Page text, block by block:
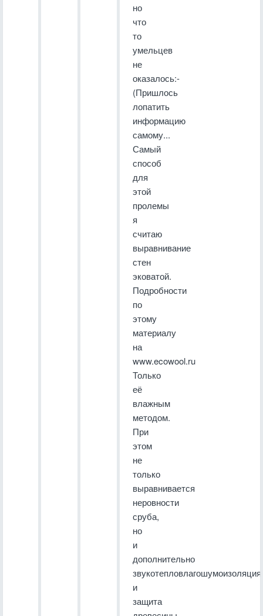
но
что
то
умельцев
не
оказалось:-
(Пришлось
лопатить
информацию
самому...
Самый
способ
для
этой
пролемы
я
считаю
выравнивание
стен
эковатой.
Подробности
по
этому
материалу
на
www.ecowool.ru
Только
её
влажным
методом.
При
этом
не
только
выравнивается
неровности
сруба,
но
и
дополнительно
звукотепловлагошумоизоляция
и
защита